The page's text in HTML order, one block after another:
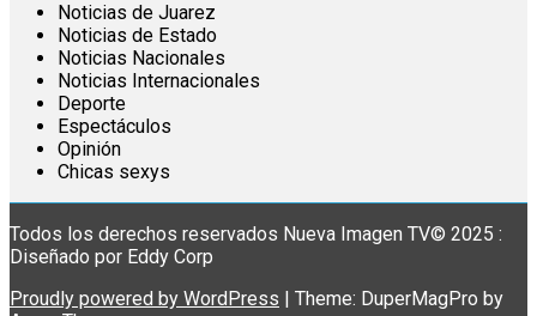
Noticias de Juarez
Noticias de Estado
Noticias Nacionales
Noticias Internacionales
Deporte
Espectáculos
Opinión
Chicas sexys
Todos los derechos reservados Nueva Imagen TV© 2025 :
Diseñado por Eddy Corp
Proudly powered by WordPress
Theme: DuperMagPro by